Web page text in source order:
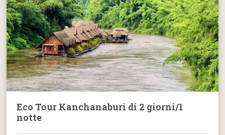
Eco Tour Kanchanaburi di 2 giorni/1
notte